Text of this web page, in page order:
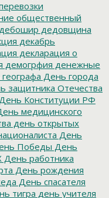
общественный
дебошир дедовщина
декабрь
декларация о
демогрфия денежные
День города
защитника Отечества
День Конституции РФ
медицинского
день открытых
День
Победы День
День работника
День рождения
День спасателя
тигра день учителя